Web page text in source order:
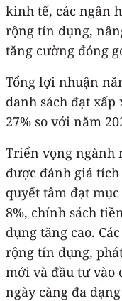
kinh tế, các ngân
rộng tín dụng,
tăng cường đóng
Tổng lợi nhuận
danh sách đạt
27% so với năm
Triển vọng ngành
được đánh giá
quyết tâm đạt
8%, chính sách
dụng tăng cao.
rộng tín dụng,
mới và đầu tư vào
ngày càng đa